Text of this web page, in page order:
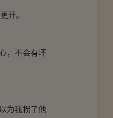
开。
，不会有坏
为我拐了他